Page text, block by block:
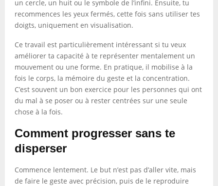
un cercle, un huit ou le symbole de l’infini. Ensuite, tu
recommences les yeux fermés, cette fois sans utiliser tes
doigts, uniquement en visualisation.
Ce travail est particulièrement intéressant si tu veux
améliorer ta capacité à te représenter mentalement un
mouvement ou une forme. En pratique, il mobilise à la
fois le corps, la mémoire du geste et la concentration.
C’est souvent un bon exercice pour les personnes qui ont
du mal à se poser ou à rester centrées sur une seule
chose à la fois.
Comment progresser sans te
disperser
Commence lentement. Le but n’est pas d’aller vite, mais
de faire le geste avec précision, puis de le reproduire